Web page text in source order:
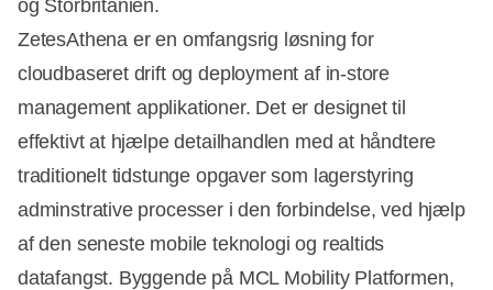
og Storbritanien.
ZetesAthena er en omfangsrig løsning for
cloudbaseret drift og deployment af in-store
management applikationer. Det er designet til
effektivt at hjælpe detailhandlen med at håndtere
traditionelt tidstunge opgaver som lagerstyring
adminstrative processer i den forbindelse, ved hjælp
af den seneste mobile teknologi og realtids
datafangst. Byggende på MCL Mobility Platformen,